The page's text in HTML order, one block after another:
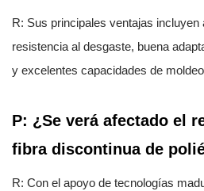
R: Sus principales ventajas incluyen
resistencia al desgaste, buena
y excelentes capacidades de
P: ¿Se verá afectado el
fibra discontinua de
R: Con el apoyo de tecnologías